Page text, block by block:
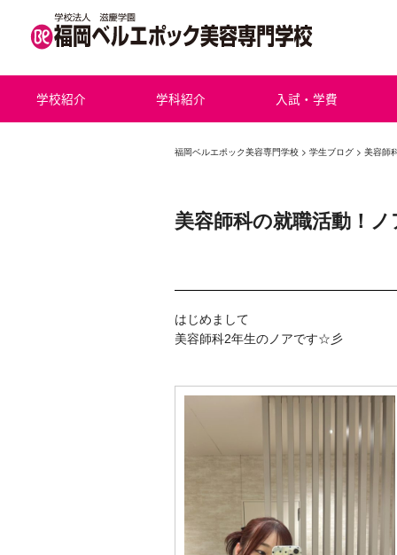
学校紹介 学科紹介 入試・学費
福岡ベルエポック美容専門学校 > 学生ブログ > 美容師
美容師科の就職活動！ノ
はじめまして
美容師科2年生のノアです☆彡